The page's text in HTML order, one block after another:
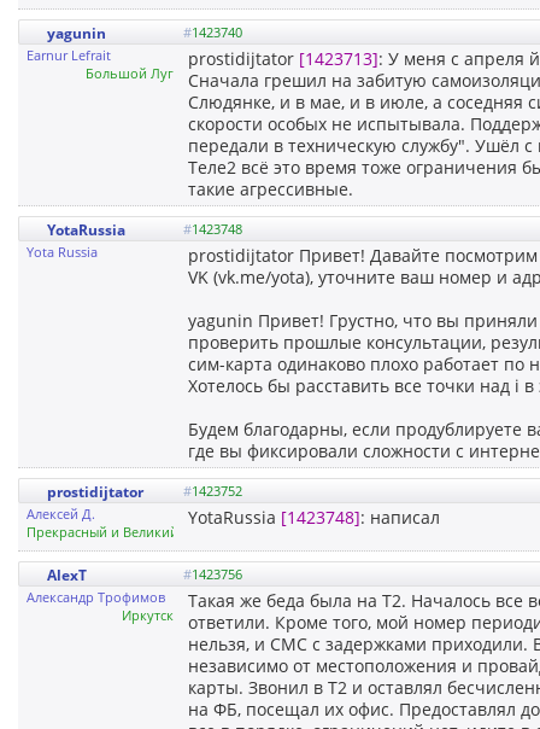
yagunin #1423740
Earnur Lefrait
Большой Луг
prostidijtator [1423713]: У меня с апреля
Сначала грешил на забитую
Слюдянке, и в мае, и в июле, а соседняя
скорости особых не испытывала.
передали в техническую службу". Ушёл
Теле2 всё это время тоже ограничения
такие агрессивные.
YotaRussia #1423748
Yota Russia
prostidijtator Привет! Давайте
VK (vk.me/yota), уточните ваш номер и
yagunin Привет! Грустно, что вы
проверить прошлые консультации,
сим-карта одинаково плохо работает по
Хотелось бы расставить все точки над i
Будем благодарны, если
где вы фиксировали сложности с
prostidijtator #1423752
Алексей Д.
Прекрасный и Великий Иркутск
YotaRussia [1423748]: написал
AlexT #1423756
Александр Трофимов
Иркутск
Такая же беда была на Т2. Началось все
ответили. Кроме того, мой номер
нельзя, и СМС с задержками приходили.
независимо от местоположения и
карты. Звонил в Т2 и оставлял
на ФБ, посещал их офис. Предоставлял